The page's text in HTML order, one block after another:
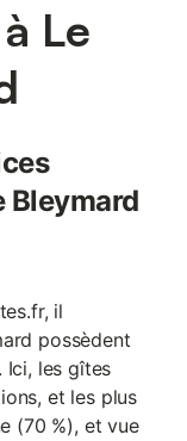
Le
Bleymard
il
possèdent
Ici, les gîtes
et les plus
(70 %), et vue